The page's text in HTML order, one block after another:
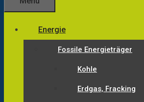
Energie
Fossile Energieträger
Kohle
Erdgas, Fracking